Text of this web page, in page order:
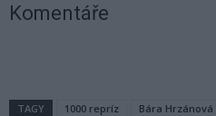
Komentáře
TAGY 1000 repríz Bára Hrzánová